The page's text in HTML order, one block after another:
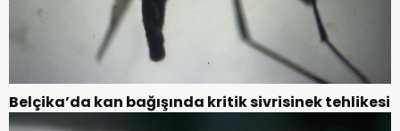
Belçika’da kan bağışında kritik sivrisinek tehlikesi